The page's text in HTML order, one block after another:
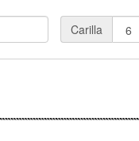
Carilla